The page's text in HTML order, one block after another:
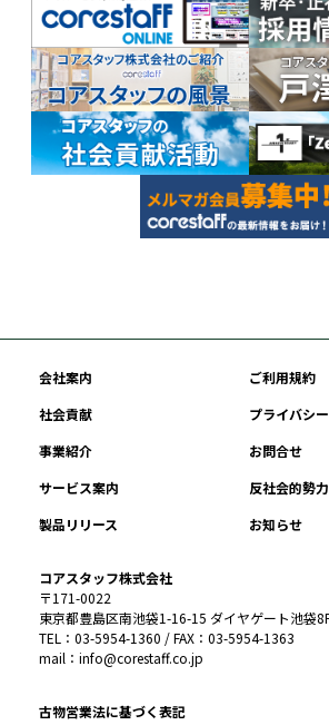
会社案内
ご利用規約
社会貢献
プライバシ
事業紹介
お問合せ
サービス案内
反社会的勢
製品リリース
お知らせ
コアスタッフ株式会社
〒171-0022
東京都豊島区南池袋1-16-15 ダイヤゲート池袋
TEL：03-5954-1360 / FAX：03-5954-1363
mail：info@corestaff.co.jp
古物営業法に基づく表記